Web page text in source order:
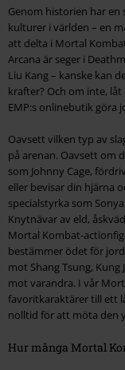
Genom historien har
kulturer i världen – en
att delta i Mortal
Arcana är seger i
Liu Kang – kanske kan
krafter? Och om inte,
EMP:s onlinebutik göra
Oavsett vilken typ av
på arenan. Oavsett om
som Johnny Cage,
eller bevisar din hjärna
specialstyrka som
Knytnävar av eld,
Mortal Kombat-
bestämmer ödet för
mot Shang Tsung,
mot varandra. I vår
favoritkaraktärer till ett
nolltid för att möta den
Hur många Mortal